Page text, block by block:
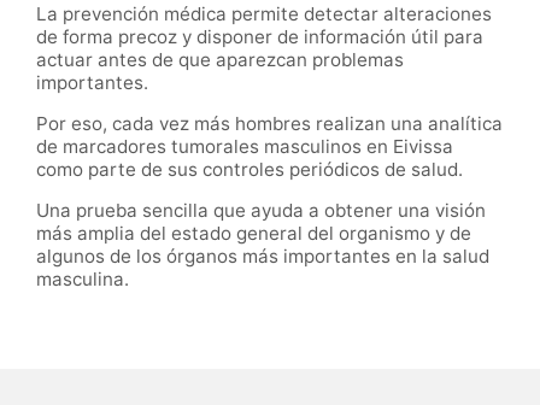
La prevención médica permite detectar alteraciones
de forma precoz y disponer de información útil para
actuar antes de que aparezcan problemas
importantes.
Por eso, cada vez más hombres realizan una analítica
de marcadores tumorales masculinos en Eivissa
como parte de sus controles periódicos de salud.
Una prueba sencilla que ayuda a obtener una visión
más amplia del estado general del organismo y de
algunos de los órganos más importantes en la salud
masculina.